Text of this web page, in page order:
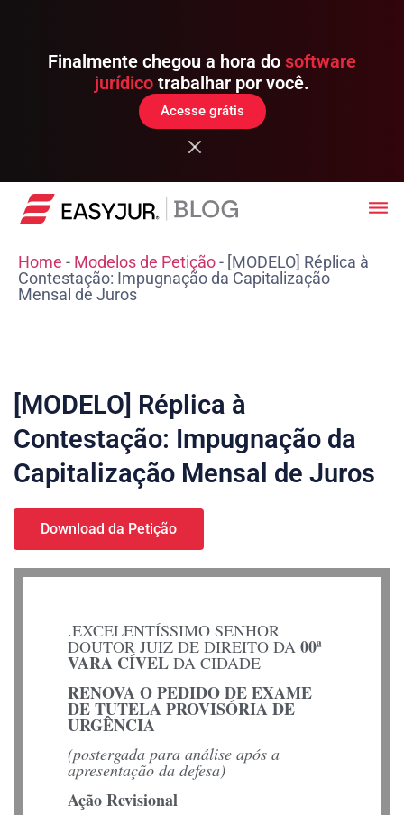
Finalmente chegou a hora do software
jurídico trabalhar por você.
Acesse grátis
Home - Modelos de Petição- [MODELO] Réplica à
Contestação: Impugnação da Capitalização
Mensal de Juros
[MODELO] Réplica à
Contestação: Impugnação da
Capitalização Mensal de Juros
Download da Petição
.EXCELENTÍSSIMO SENHOR
DOUTOR JUIZ DE DIREITO DA 00ª
VARA CÍVEL DA CIDADE
RENOVA O PEDIDO DE EXAME
DE TUTELA PROVISÓRIA DE
URGÊNCIA
(postergada para análise após a
apresentação da defesa)
Ação Revisional